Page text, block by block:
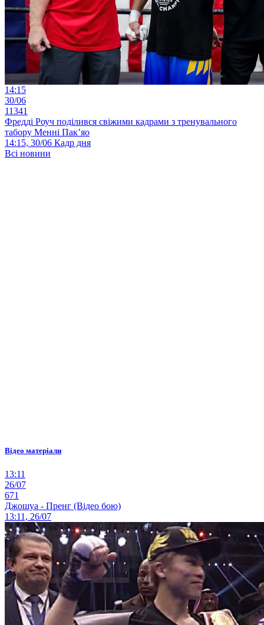
14:15
30/06
11341
Фредді Роуч поділився свіжими кадрами з тренувального
табору Менні Пак’яо
14:15, 30/06 Кадр дня
Всі новини
Відео матеріали
13:11
26/07
671
Джошуа - Пренг (Відео бою)
13:11, 26/07